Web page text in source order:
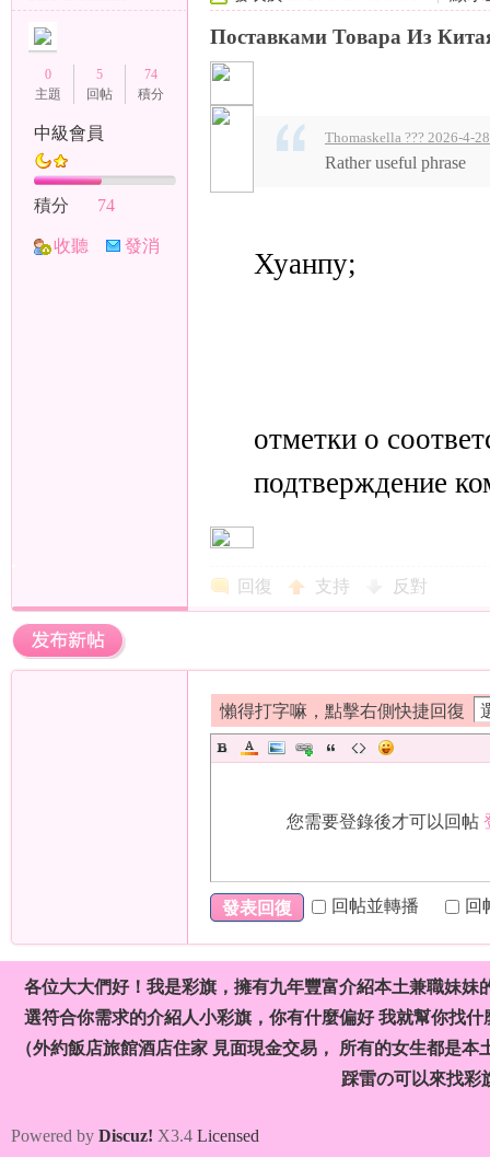
0
主題
5
回帖
74
積分
中級會員
積分 74
收聽
發消
Поставками Товара Из
Thomaskella ??? 2026-4-
Rather useful phrase
Хуанпу;
отметки о
подтверждение
回復 支持 反對
懶得打字嘛，點擊右側快捷回復
您需要登錄後才可以回帖
發表回復 回帖並轉播 回
各位大大們好！我是彩旗，擁有九年豐富介紹本土兼職妹
選符合你需求的介紹人小彩旗，你有什麼偏好 我就幫你找
（外約飯店旅館酒店住家 見面現金交易， 所有的女生都是
踩雷の可以來找彩
Powered by Discuz! X3.4 Licensed